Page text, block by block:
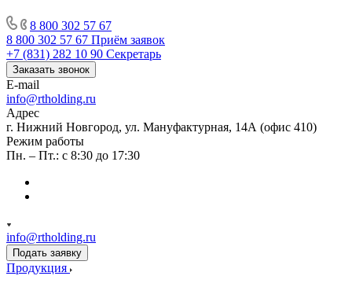
8 800 302 57 67
8 800 302 57 67 Приём заявок
+7 (831) 282 10 90 Секретарь
Заказать звонок
E-mail
info@rtholding.ru
Адрес
г. Нижний Новгород, ул. Мануфактурная, 14А (офис 410)
Режим работы
Пн. – Пт.: с 8:30 до 17:30
info@rtholding.ru
Подать заявку
Продукция